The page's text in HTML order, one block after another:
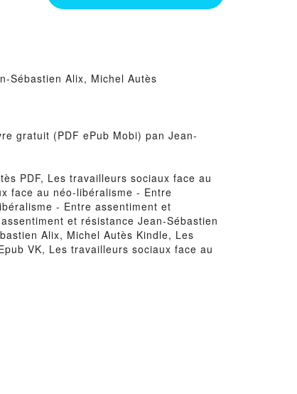
Sébastien Alix, Michel Autès
gratuit (PDF ePub Mobi) pan Jean-
PDF, Les travailleurs sociaux face au
face au néo-libéralisme - Entre
- Entre assentiment et
et résistance Jean-Sébastien
Alix, Michel Autès Kindle, Les
VK, Les travailleurs sociaux face au